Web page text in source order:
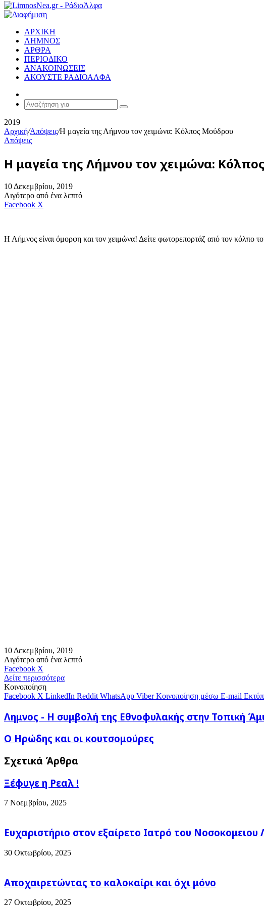
ΑΡΧΙΚΗ
ΛΗΜΝΟΣ
ΑΡΘΡΑ
ΠΕΡΙΟΔΙΚΟ
ΑΝΑΚΟΙΝΩΣΕΙΣ
ΑΚΟΥΣΤΕ ΡΑΔΙΟΑΛΦΑ
Article
Αναζήτηση
2019
Αρχική/Απόψεις/Η μαγεία της Λήμνου τον χειμώνα: Κόλπος Μούδρου
Απόψεις
Η μαγεία της Λήμνου τον χειμώνα:
10 Δεκεμβρίου, 2019
Λιγότερο από ένα λεπτό
Facebook X
Η Λήμνος είναι όμορφη και τον χειμώνα! Δείτε φωτορεπορτάζ από τον κόλπο
10 Δεκεμβρίου, 2019
Λιγότερο από ένα λεπτό
Facebook X
μέσω
E-
mail
Δείτε περισσότερα
Κοινοποίηση
Facebook X LinkedIn Reddit WhatsApp Viber Κοινοποίηση μέσω E-mail
Λημνος
-
συμβολή
Εθνοφυλακής
στην
Τοπική
Άμυνα
Λημνος - Η συμβολή της Εθνοφυλακής στην Τοπική
Ο
Ηρώδης
οι
Ο Ηρώδης και οι κουτσομούρες
Σχετικά Άρθρα
Ξέφυγε η Ρεαλ !
7 Νοεμβρίου, 2025
Ευχαριστήριο στον εξαίρετο Ιατρό του
30 Οκτωβρίου, 2025
Αποχαιρετώντας το καλοκαίρι και όχι μόνο
27 Οκτωβρίου, 2025